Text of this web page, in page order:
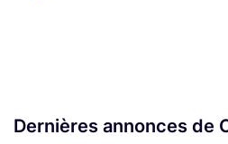
Dernières annonces de